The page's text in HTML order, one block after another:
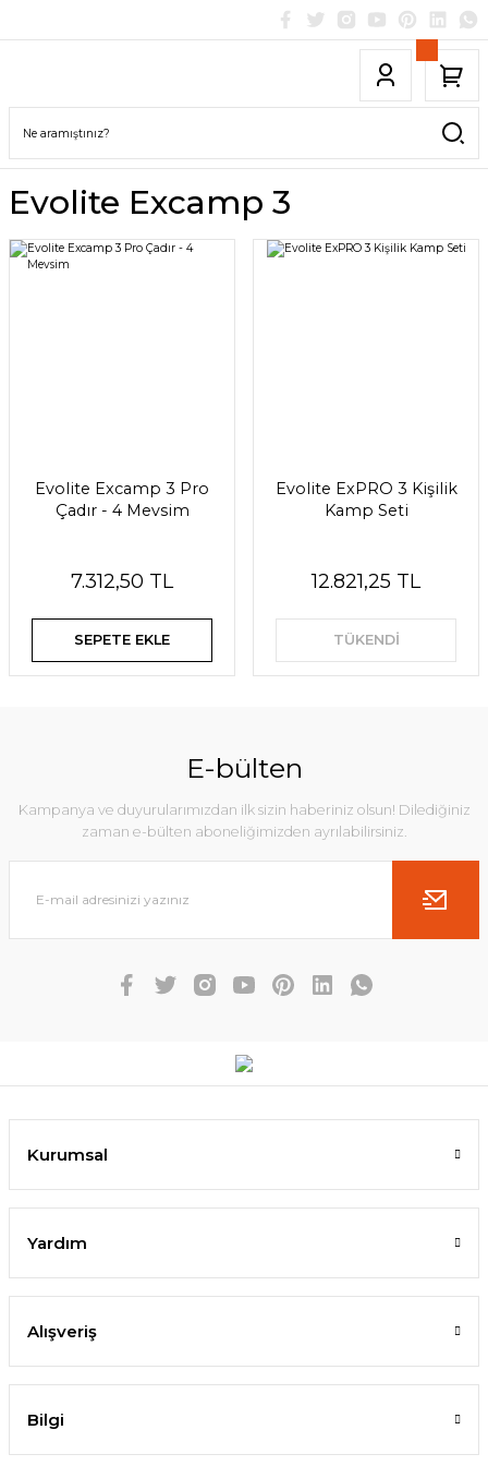
Evolite Excamp 3
Evolite Excamp 3 Pro
Çadır - 4 Mevsim
7.312,50 TL
SEPETE EKLE
Evolite ExPRO 3 Kişilik
Kamp Seti
12.821,25 TL
TÜKENDİ
E-bülten
Kampanya ve duyurularımızdan ilk sizin haberiniz olsun! Dilediğiniz
zaman e-bülten aboneliğimizden ayrılabilirsiniz.
Kurumsal
Yardım
Alışveriş
Bilgi